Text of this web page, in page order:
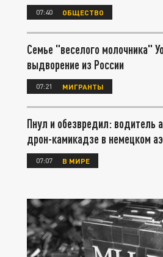
07:40 ОБЩЕСТВО
Семье "веселого молочника"
выдворение из России
07:21 МИГРАНТЫ
Пнул и обезвредил: водитель
дрон-камикадзе в немецком
07:07 В МИРЕ